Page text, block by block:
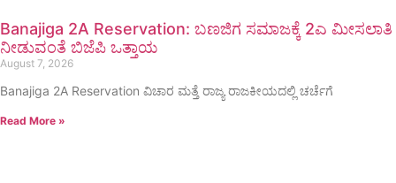
Banajiga 2A Reservation: ಬಣಜಿಗ ಸಮಾಜಕ್ಕೆ 2ಎ ಮೀಸಲಾತಿ
ನೀಡುವಂತೆ ಬಿಜೆಪಿ ಒತ್ತಾಯ
August 7, 2026
Banajiga 2A Reservation ವಿಚಾರ ಮತ್ತೆ ರಾಜ್ಯ ರಾಜಕೀಯದಲ್ಲಿ ಚರ್ಚೆಗೆ
Read More »